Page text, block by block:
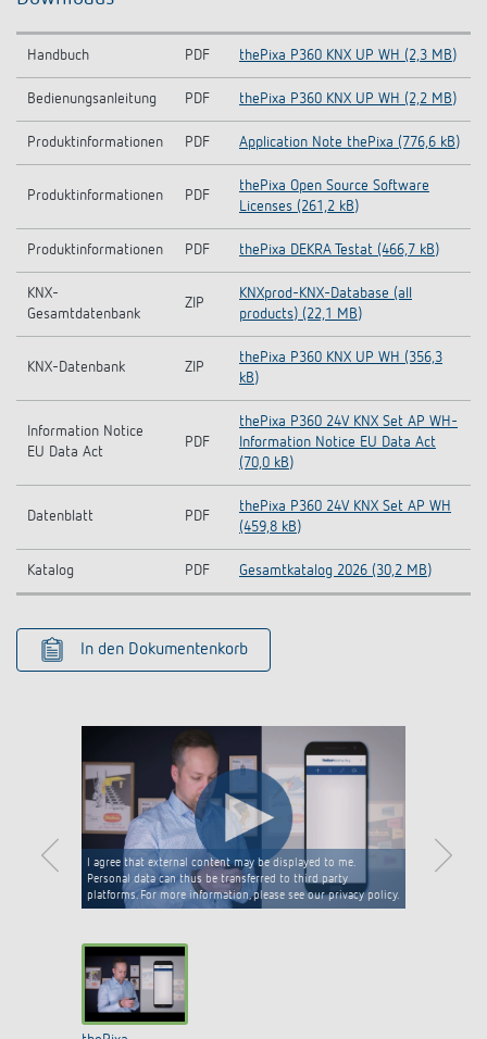
Handbuch PDF thePixa P360 KNX UP WH (2,3 MB)
Bedienungsanleitung PDF thePixa P360 KNX UP WH (2,2 MB)
Produktinformationen PDF Application Note thePixa (776,6 kB)
Produktinformationen PDF
thePixa Open Source Software
Licenses (261,2 kB)
Produktinformationen PDF thePixa DEKRA Testat (466,7 kB)
KNX-
Gesamtdatenbank
ZIP
KNXprod-KNX-Database (all
products) (22,1 MB)
KNX-Datenbank ZIP
thePixa P360 KNX UP WH (356,3
kB)
Information Notice
EU Data Act
PDF
thePixa P360 24V KNX Set AP WH-
Information Notice EU Data Act
(70,0 kB)
Datenblatt PDF
thePixa P360 24V KNX Set AP WH
(459,8 kB)
Katalog PDF Gesamtkatalog 2026 (30,2 MB)
In den Dokumentenkorb
I agree that external content may be displayed to me.
Personal data can thus be transferred to third party
platforms. For more information, please see our privacy policy.